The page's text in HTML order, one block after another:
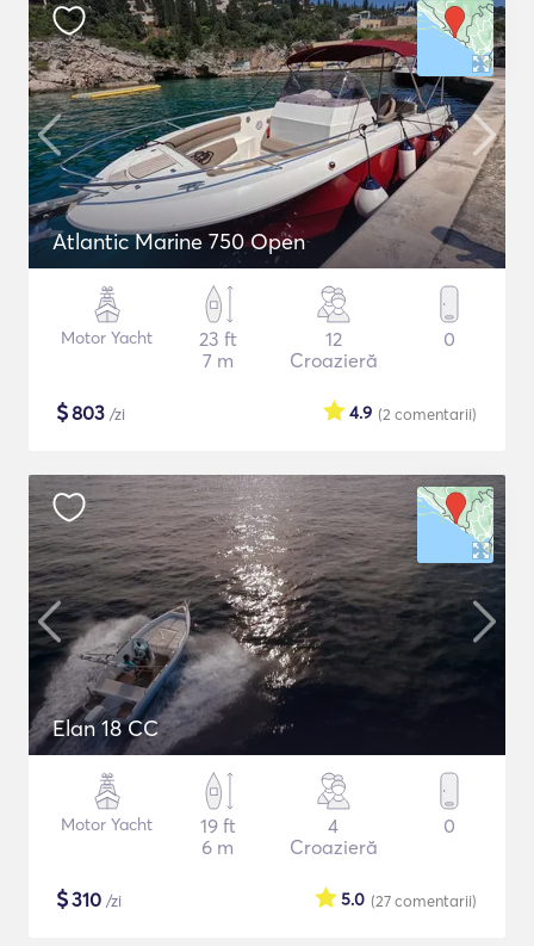
Atlantic Marine 750 Open
Motor Yacht
23 ft
7 m
12
Croazieră
0
$803 /zi (2 comentarii)
4.9
Elan 18 CC
Motor Yacht
19 ft
6 m
4
Croazieră
0
$310 /zi (27comentarii)
5.0